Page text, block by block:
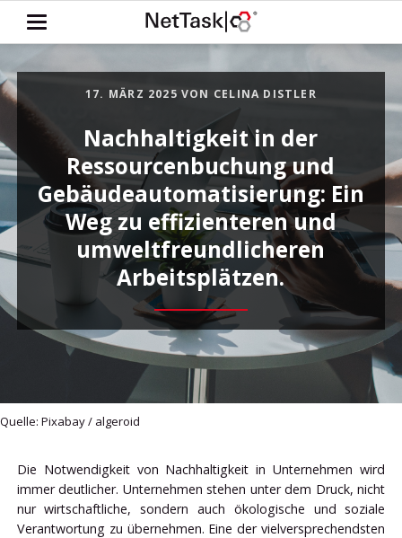
17. MÄRZ 2025 VON CELINA DISTLER
Nachhaltigkeit in der
Ressourcenbuchung und
Gebäudeautomatisierung: Ein
Weg zu effizienteren und
umweltfreundlicheren
Arbeitsplätzen.
Quelle: Pixabay / algeroid
Die Notwendigkeit von Nachhaltigkeit in Unternehmen wird
immer deutlicher. Unternehmen stehen unter dem Druck, nicht
nur wirtschaftliche, sondern auch ökologische und soziale
Verantwortung zu übernehmen. Eine der vielversprechendsten